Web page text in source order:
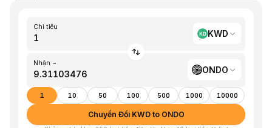
Chi tiêu
KWD
Nhận ~
ONDO
1 10 50 100 500 1000 10000
Chuyển Đổi KWD to ONDO